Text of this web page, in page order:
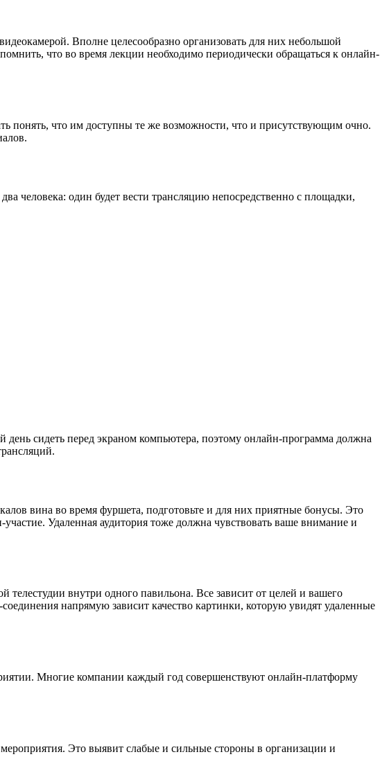
Вполне целесообразно организовать для них небольшой
что во время лекции необходимо периодически обращаться к онлайн-
понять, что им доступны те же возможности, что и присутствующим очно.
человека: один будет вести трансляцию непосредственно с площадки,
сидеть перед экраном компьютера, поэтому онлайн-программа должна
вина во время фуршета, подготовьте и для них приятные бонусы. Это
Удаленная аудитория тоже должна чувствовать ваше внимание и
внутри одного павильона. Все зависит от целей и вашего
напрямую зависит качество картинки, которую увидят удаленные
Многие компании каждый год совершенствуют онлайн-платформу
Это выявит слабые и сильные стороны в организации и